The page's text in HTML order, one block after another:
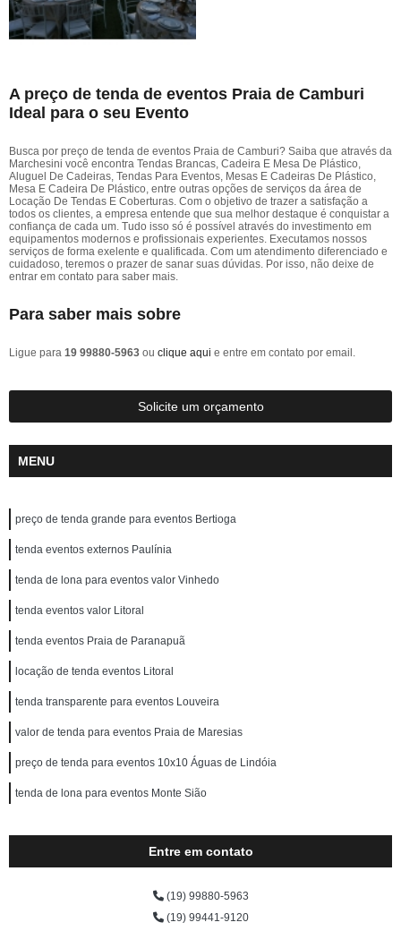
A preço de tenda de eventos Praia de Camburi
Ideal para o seu Evento
Busca por preço de tenda de eventos Praia de Camburi? Saiba que através da
Marchesini você encontra Tendas Brancas, Cadeira E Mesa De Plástico,
Aluguel De Cadeiras, Tendas Para Eventos, Mesas E Cadeiras De Plástico,
Mesa E Cadeira De Plástico, entre outras opções de serviços da área de
Locação De Tendas E Coberturas. Com o objetivo de trazer a satisfação a
todos os clientes, a empresa entende que sua melhor destaque é conquistar a
confiança de cada um. Tudo isso só é possível através do investimento em
equipamentos modernos e profissionais experientes. Executamos nossos
serviços de forma exelente e qualificada. Com um atendimento diferenciado e
cuidadoso, teremos o prazer de sanar suas dúvidas. Por isso, não deixe de
entrar em contato para saber mais.
Para saber mais sobre
Ligue para 19 99880-5963 ou clique aqui e entre em contato por email.
Solicite um orçamento
MENU
preço de tenda grande para eventos Bertioga
tenda eventos externos Paulínia
tenda de lona para eventos valor Vinhedo
tenda eventos valor Litoral
tenda eventos Praia de Paranapuã
locação de tenda eventos Litoral
tenda transparente para eventos Louveira
valor de tenda para eventos Praia de Maresias
preço de tenda para eventos 10x10 Águas de Lindóia
tenda de lona para eventos Monte Sião
Entre em contato
(19) 99880-5963
(19) 99441-9120